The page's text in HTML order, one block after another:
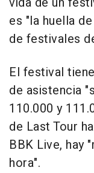
es "la huella
de festivales
El festival
de asistencia
110.000 y
de Last Tour
BBK Live, hay
hora".